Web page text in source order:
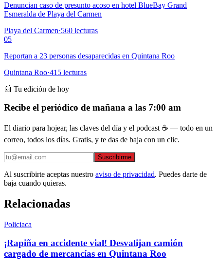
Denuncian caso de presunto acoso en hotel BlueBay Grand
Esmeralda de Playa del Carmen
Playa del Carmen·560 lecturas
05
Reportan a 23 personas desaparecidas en Quintana Roo
Quintana Roo·415 lecturas
📰 Tu edición de hoy
Recibe el periódico de mañana a las 7:00 am
El diario para hojear, las claves del día y el podcast ☕ — todo en un
correo, todos los días. Gratis, y te das de baja con un clic.
Suscribirme
Al suscribirte aceptas nuestro aviso de privacidad. Puedes darte de
baja cuando quieras.
Relacionadas
Policiaca
¡Rapiña en accidente vial! Desvalijan camión
cargado de mercancías en Quintana Roo